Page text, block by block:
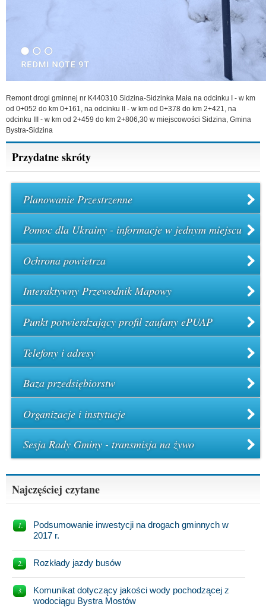
Remont drogi gminnej nr K440310 Sidzina-Sidzinka Mała na odcinku I - w km
od 0+052 do km 0+161, na odcinku II - w km od 0+378 do km 2+421, na
odcinku III - w km od 2+459 do km 2+806,30 w miejscowości Sidzina, Gmina
Bystra-Sidzina
Przydatne skróty
Planowanie Przestrzenne
Pomoc dla Ukrainy - informacje w jednym miejscu
Ochrona powietrza
Interaktywny Przewodnik Mapowy
Punkt potwierdzający profil zaufany ePUAP
Telefony i adresy
Baza przedsiębiorstw
Organizacje i instytucje
Sesja Rady Gminy - transmisja na żywo
Najczęściej czytane
Podsumowanie inwestycji na drogach gminnych w
2017 r.
Rozkłady jazdy busów
Komunikat dotyczący jakości wody pochodzącej z
wodociągu Bystra Mostów